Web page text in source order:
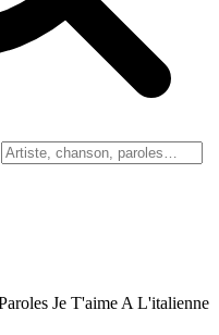
Je T'aime A L'italienne